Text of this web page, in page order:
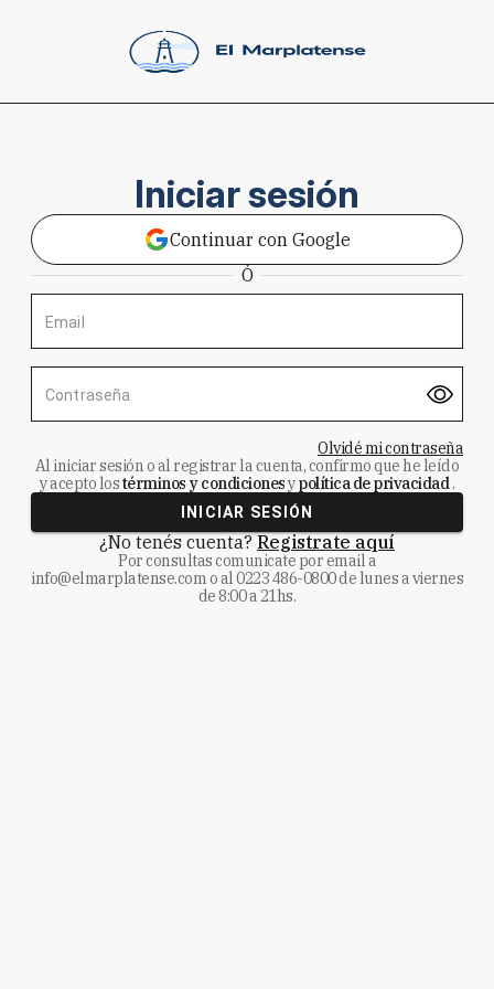
Iniciar sesión
Continuar con Google
Ó
Email
Contraseña
Olvidé mi contraseña
Al iniciar sesión o al registrar la cuenta, confirmo que he leído
y acepto lostérminos y condicionesypolítica de privacidad.
INICIAR SESIÓN
¿No tenés cuenta? Registrate aquí
Por consultas comunicate por email a
info@elmarplatense.como al0223 486-0800de lunes a viernes
de 8:00 a 21hs.